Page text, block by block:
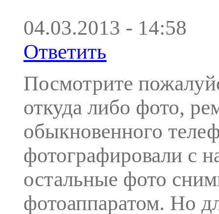
04.03.2013 - 14:58
Ответить
Посмотрите
откуда либо фото,
обыкновенного
фотографировали с
остальные фото
фотоаппаратом. Но